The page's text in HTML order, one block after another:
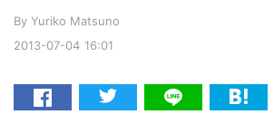
2013-07-04 16:01
By Yuriko Matsuno
RE:LIFE
Re:Work
[Startup]
[Voice Edition]